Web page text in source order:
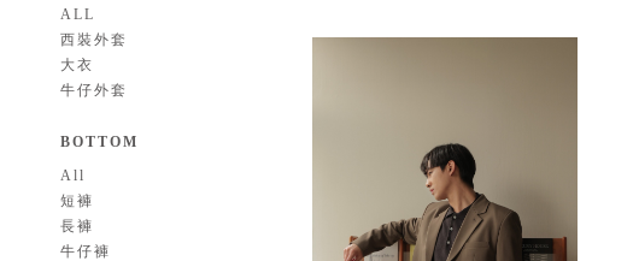
ALL
西裝外套
大衣
牛仔外套
BOTTOM
All
短褲
長褲
牛仔褲